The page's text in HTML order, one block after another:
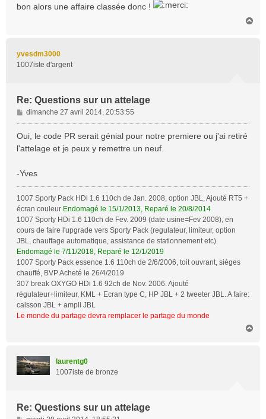
e
bon alors une affaire classée donc !
yvesdm3000
1007iste d'argent
Re: Questions sur un attelage
M
e
s
e
dimanche 27 avril 2014, 20:53:55
Oui, le code PR serait génial pour notre premiere ou j'ai retiré
l'attelage et je peux y remettre un neuf.
-Yves
1007 Sporty Pack HDi 1.6 110ch de Jan. 2008, option JBL, Ajouté RT5 +
écran couleur Endomagé le 15/1/2013, Reparé le 20/8/2014
1007 Sporty HDi 1.6 110ch de Fev. 2009 (date usine=Fev 2008), en
cours de faire l'upgrade vers Sporty Pack (regulateur, limiteur, option
JBL, chauffage automatique, assistance de stationnement etc).
Endomagé le 7/11/2018, Reparé le 12/1/2019
1007 Sporty Pack essence 1.6 110ch de 2/6/2006, toit ouvrant, sièges
chauffé, BVP Acheté le 26/4/2019
307 break OXYGO HDi 1.6 92ch de Nov. 2006. Ajouté
régulateur+limiteur, KML + Ecran type C, HP JBL + 2 tweeter JBL. A faire:
caisson JBL + ampli JBL
Le monde du partage devra remplacer le partage du monde
laurentg0
1007iste de bronze
Re: Questions sur un attelage